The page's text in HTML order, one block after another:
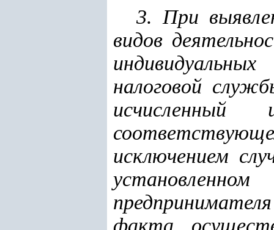
3. При
видов
налоговой
исключением
факта